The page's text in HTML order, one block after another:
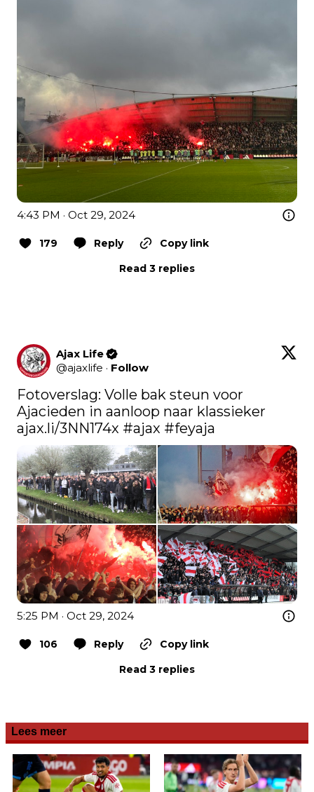
4:43 PM · Oct 29, 2024
179 Reply
Copy link
Read 3 replies
Ajax Life
@ajaxlife · Follow
Fotoverslag: Volle bak steun voor
ajax.li/3NN174x #ajax #feyaja
5:25 PM · Oct 29, 2024
106 Reply
Copy link
Read 3 replies